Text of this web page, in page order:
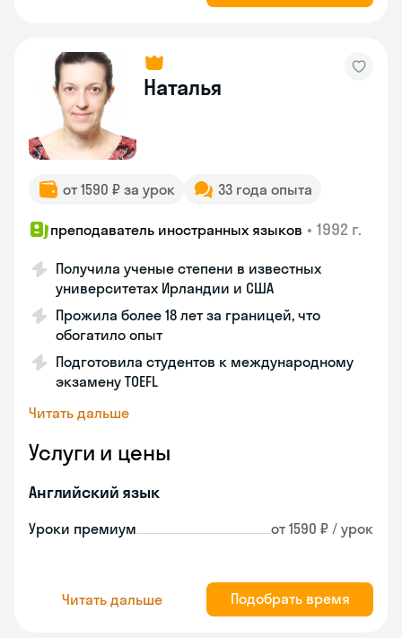
Наталья
от 1590 ₽ за урок 33 года опыта
преподаватель иностранных языков • 1992 г.
Получила ученые степени в известных
университетах Ирландии и США
Прожила более 18 лет за границей, что
обогатило опыт
Подготовила студентов к международному
экзамену TOEFL
Читать дальше
Услуги и цены
Английский язык
Уроки премиум от 1590 ₽ / урок
Читать дальше Подобрать время